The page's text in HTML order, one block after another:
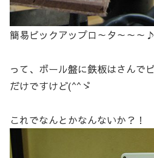
簡易ピックアップロ～タ～～～♪
って、ボール盤に鉄板はさんで
だけですけど(^^ゞ
これでなんとかなんないか？！